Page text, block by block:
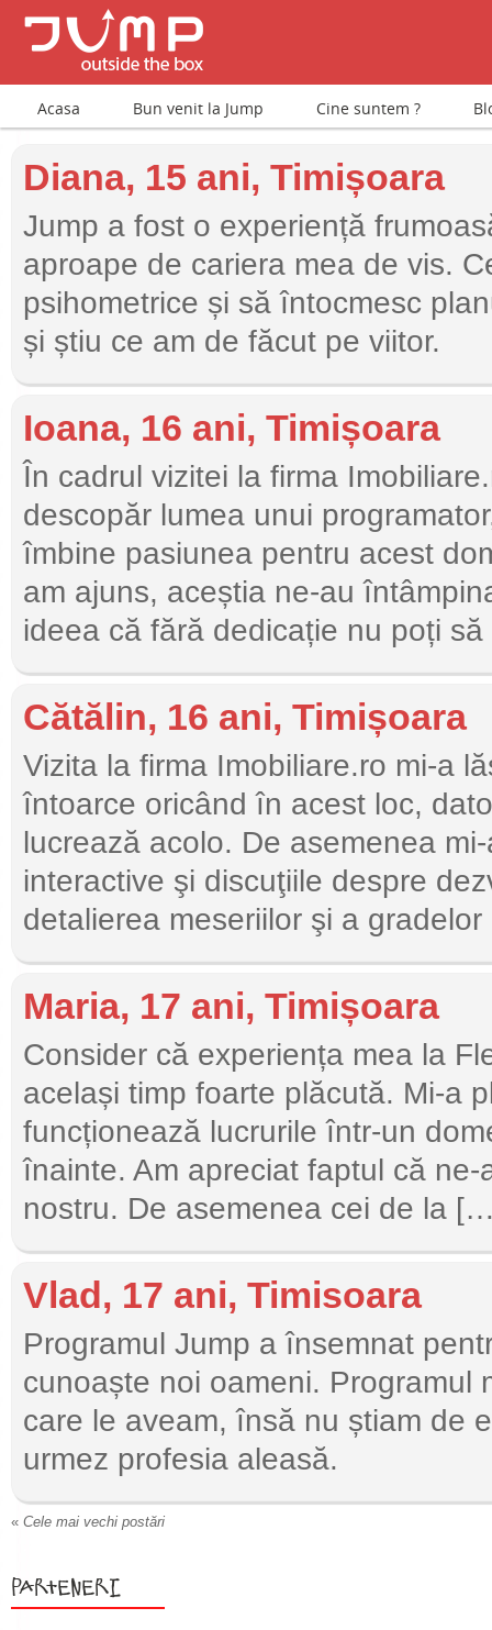
Acasa Bun venit la Jump Cine suntem ?
Diana, 15 ani, Timișoara
Jump a fost o experiență
aproape de cariera mea de vis.
psihometrice și să întocmesc
și știu ce am de făcut pe viitor.
Ioana, 16 ani, Timișoara
În cadrul vizitei la firma
descopăr lumea unui
îmbine pasiunea pentru acest
am ajuns, aceștia ne-au
ideea că fără dedicație nu poți
Cătălin, 16 ani, Timișoara
Vizita la firma Imobiliare.ro mi-a
întoarce oricând în acest loc,
lucrează acolo. De asemenea
interactive şi discuţiile despre
detalierea meseriilor şi a
Maria, 17 ani, Timișoara
Consider că experiența mea la
același timp foarte plăcută. Mi-a
funcționează lucrurile într-un
înainte. Am apreciat faptul că
nostru. De asemenea cei de la
Vlad, 17 ani, Timisoara
Programul Jump a însemnat
cunoaște noi oameni. Programul
care le aveam, însă nu știam de
urmez profesia aleasă.
« Cele mai vechi postări
Parteneri